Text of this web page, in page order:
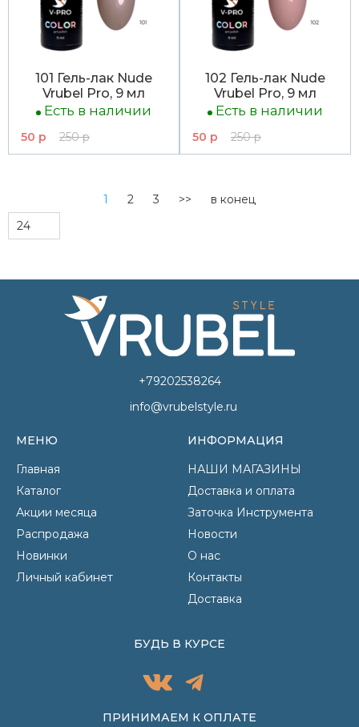
101 Гель-лак Nude
Vrubel Pro, 9 мл
Есть в наличии
50 р 250 р
102 Гель-лак Nude
Vrubel Pro, 9 мл
Есть в наличии
50 р 250 р
1 2 3 >> в конец
+79202538264
info@vrubelstyle.ru
МЕНЮ
Главная
Каталог
Акции месяца
Распродажа
Новинки
Личный кабинет
ИНФОРМАЦИЯ
НАШИ МАГАЗИНЫ
Доставка и оплата
Заточка Инструмента
Новости
О нас
Контакты
Доставка
ПРИНИМАЕМ К ОПЛАТЕ
БУДЬ В КУРСЕ